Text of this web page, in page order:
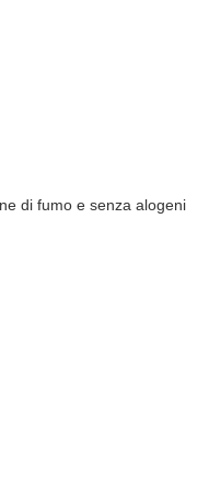
di fumo e senza alogeni